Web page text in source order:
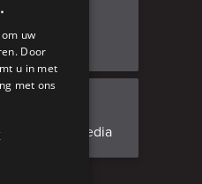
op social media
uw
Door
u in met
met ons